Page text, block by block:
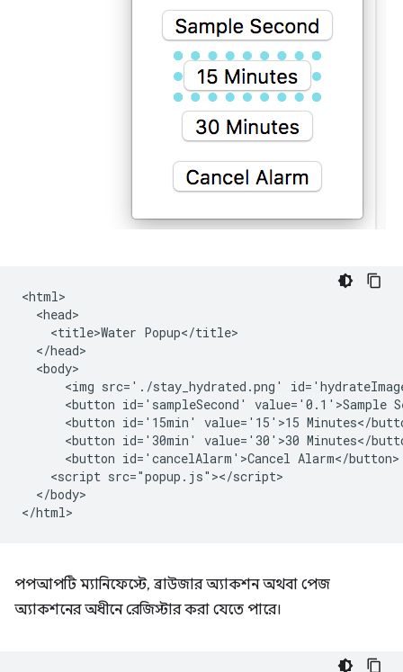
<html>
  <head>
    <title>Water Popup</title>
  </head>
  <body>
<img src='./stay_hydrated.png'
<button id='sampleSecond' value='0.1'>Sample
<button id='15min' value='15'>15 Minutes</
<button id='30min' value='30'>30 Minutes</
      <button id='cancelAlarm'>Cancel Alarm</button>
    <script src="popup.js"></script>
  </body>
পপআপটি ম্যানিফেস্টে, ব্রাউজার অ্যাকশন অথবা পেজ
অ্যাকশনের অধীনে রেজিস্টার করা যেতে পারে।